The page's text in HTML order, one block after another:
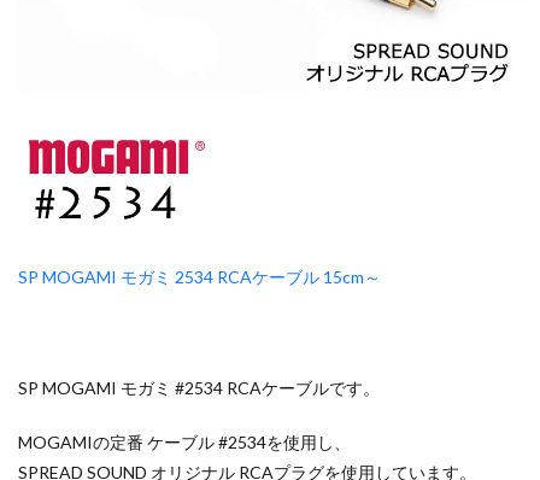
SP MOGAMI モガミ 2534 RCAケーブル 15cm～
SP MOGAMI モガミ #2534 RCAケーブルです。
MOGAMIの定番 ケーブル #2534を使用し、
SPREAD SOUND オリジナル RCAプラグを使用しています。